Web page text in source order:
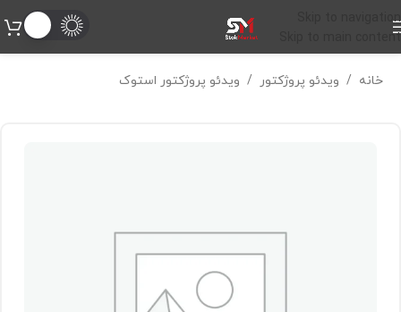
Skip to navigation
Skip to main content
خانه / ویدئو پروژکتور / ویدئو پروژکتور استوک